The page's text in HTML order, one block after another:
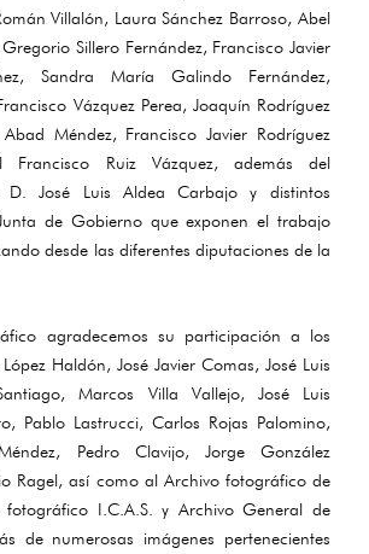
Villalón, Laura Sánchez Barroso, Abel
Sillero Fernández, Francisco Javier
Sandra María Galindo Fernández,
Vázquez Perea, Joaquín Rodríguez
Méndez, Francisco Javier Rodríguez
Francisco Ruiz Vázquez, además del
D. José Luis Aldea Carbajo y distintos
de Gobierno que exponen el trabajo
desde las diferentes diputaciones de la
agradecemos su participación a los
Haldón, José Javier Comas, José Luis
Marcos Villa Vallejo, José Luis
Pablo Lastrucci, Carlos Rojas Palomino,
Pedro Clavijo, Jorge González
Ragel, así como al Archivo fotográfico de
fotográfico I.C.A.S. y Archivo General de
de numerosas imágenes pertenecientes